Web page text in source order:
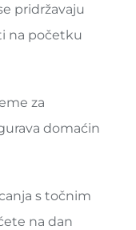
pridržavaju
na početku
za
domaćin
s točnim
na dan